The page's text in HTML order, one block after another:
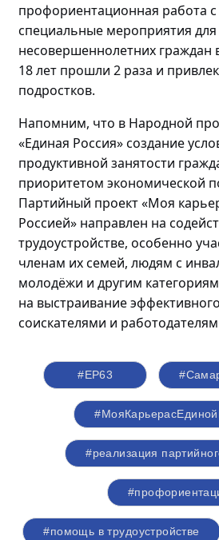
профориентационная работа с
специальные мероприятия для
несовершеннолетних граждан
18 лет прошли 2 раза и
подростков.
Напомним, что в Народной
«Единая Россия» создание
продуктивной занятости
приоритетом экономической
Партийный проект «Моя
Россией» направлен на
трудоустройстве, особенно
членам их семей, людям с
молодёжи и другим
на выстраивание
соискателями и
#ЕР63
#реализация
#помощь в трудоустройстве